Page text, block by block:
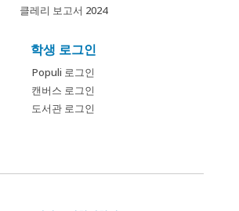
클레리 보고서 2024
학생 로그인
Populi 로그인
캔버스 로그인
도서관 로그인